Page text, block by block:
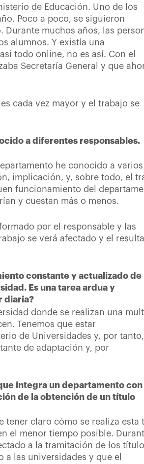
de Educación. Uno de los
Poco a poco, se siguieron
muchos años, las
alumnos. Y existía una
todo online, no es así. Con el
Secretaría General y que
cada vez mayor y el trabajo se
a diferentes responsables.
he conocido a varios
implicación, y, sobre todo, el
funcionamiento del
y cuestan más o menos.
por el responsable y las
se verá afectado y el
constante y actualizado de
Es una tarea ardua y
diaria?
donde se realizan una
Tenemos que estar
de Universidades y, por
de adaptación y, por
integra un departamento con
de la obtención de un título
claro cómo se realiza esta
el menor tiempo posible.
a la tramitación de los
las universidades y que el